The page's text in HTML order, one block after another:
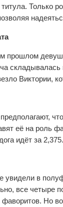
титула. Только
прошлом
Виктории,
её на роль
идёт за 2,375.
увидели в
все четыре
фаворитов. Но